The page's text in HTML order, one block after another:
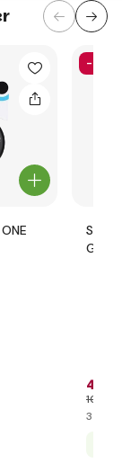
-58%
Set
42
102
35